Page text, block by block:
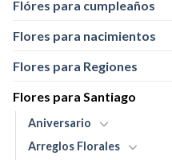
Flóres para cumpleaños
Flores para nacimientos
Flores para Regiones
Flores para Santiago
Aniversario
Arreglos Florales